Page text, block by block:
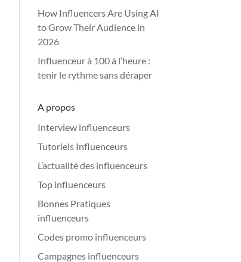
How Influencers Are Using AI
to Grow Their Audience in
2026
Influenceur à 100 à l’heure :
tenir le rythme sans déraper
A propos
Interview influenceurs
Tutoriels Influenceurs
L’actualité des influenceurs
Top influenceurs
Bonnes Pratiques
influenceurs
Codes promo influenceurs
Campagnes influenceurs